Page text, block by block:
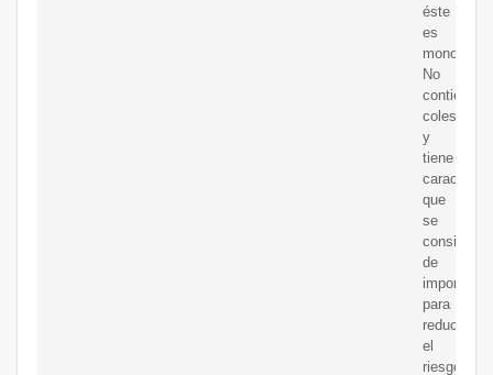
éste
es
No
contiene
colesterol
y
tiene
que
se
consideran
de
para
reducir
el
riesgo